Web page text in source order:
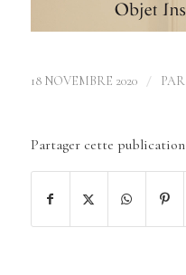
18 NOVEMBRE 2020 / PAR
Partager cette publication